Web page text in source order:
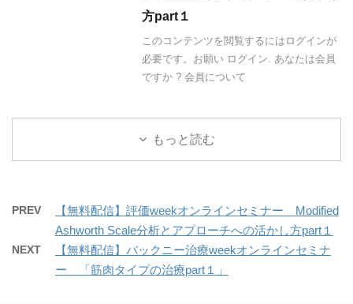
方part１
このコンテンツを閲覧するにはログインが
必要です。お願い ログイン. あなたは会員
ですか ? 会員について
もっと読む
PREV
【無料配信】評価weekオンラインセミナー Modified
Ashworth Scale分析とアプローチへの活かし方part１
NEXT
【無料配信】バックニー治療weekオンラインセミナ
ー 「筋肉タイプの治療part１」